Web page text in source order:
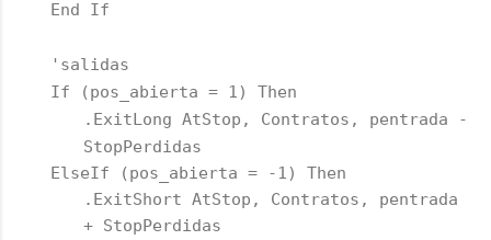
End If
'salidas
If (pos_abierta = 1) Then
.ExitLong AtStop, Contratos, pentrada -
StopPerdidas
ElseIf (pos_abierta = -1) Then
.ExitShort AtStop, Contratos, pentrada
+ StopPerdidas